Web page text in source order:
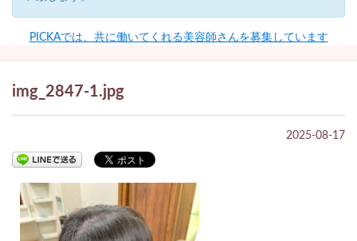
PICKAでは、共に働いてくれる美容師さんを募集しています
img_2847-1.jpg
2025-08-17